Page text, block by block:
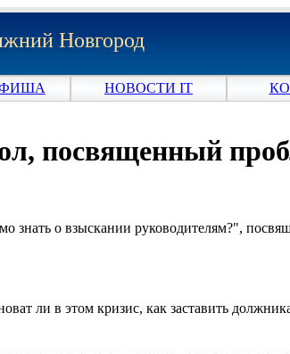
Новгород
НОВОСТИ IT
посвященный
знать о взыскании руководителям?",
ли в этом кризис, как заставить